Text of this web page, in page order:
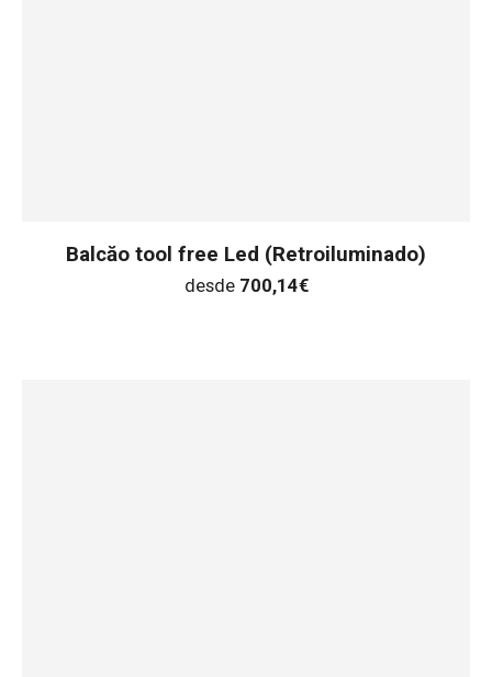
Balcăo tool free Led (Retroiluminado)
desde 700,14€